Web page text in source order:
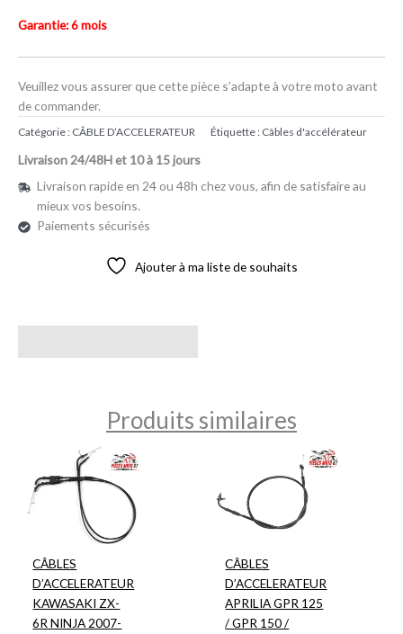
Garantie: 6 mois
Veuillez vous assurer que cette pièce s’adapte à votre moto avant
de commander.
Catégorie : CÂBLE D’ACCELERATEUR Étiquette : Câbles d'accélérateur
Livraison 24/48H et 10 à 15 jours
Livraison rapide en 24 ou 48h chez vous, afin de satisfaire au
mieux vos besoins.
Paiements sécurisés
Ajouter à ma liste de souhaits
Produits similaires
CÂBLES
D’ACCELERATEUR
KAWASAKI ZX-
6R NINJA 2007-
CÂBLES
D’ACCELERATEUR
APRILIA GPR 125
/ GPR 150 /